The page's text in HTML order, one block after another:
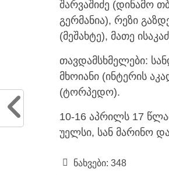
შარვაშიძე (დინამო
გერმანია), რეზი
(მეშახტე), მათე
თავდამსხმელები:
მხოიანი (ინტერის
(ტორპედო).
10-16 აპრილს 17
უელსი, სან მარინო
ნახვები: 348